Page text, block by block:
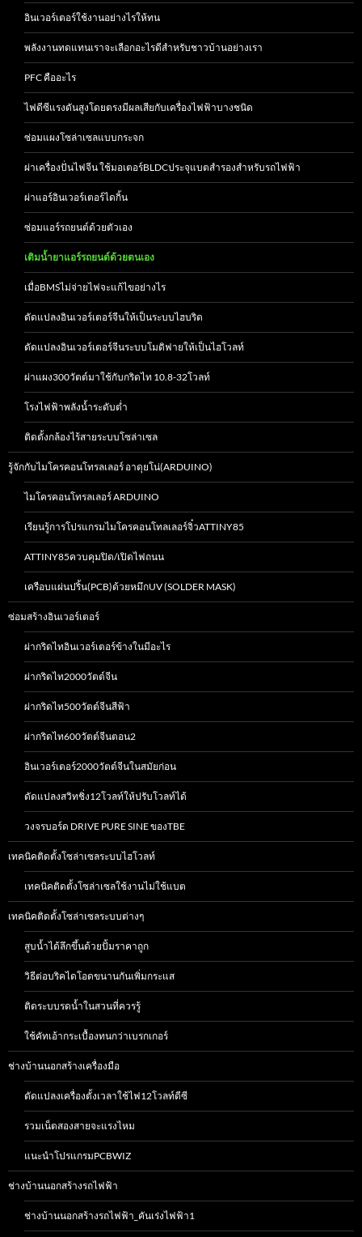
อินเวอร์เตอร์ใช้งานอย่างไรให้ทน
พลังงานทดแทนเราจะเลือกอะไรดีสำหรับชาวบ้านอย่างเรา
PFC คืออะไร
ไฟดีซีแรงดันสูงโดยตรงมีผลเสียกับเครื่องไฟฟ้าบางชนิด
ซ่อมแผงโซล่าเซลแบบกระจก
ผ่าเครื่องปั่นไฟจีน ใช้มอเตอร์BLDCประจุแบตสำรองสำหรับรถไฟฟ้า
ผ่าแอร์อินเวอร์เตอร์ไดกิ้น
ซ่อมแอร์รถยนต์ด้วยตัวเอง
เติมน้ำยาแอร์รถยนต์ด้วยตนเอง
เมื่อBMSไม่จ่ายไฟจะแก้ไขอย่างไร
ดัดแปลงอินเวอร์เตอร์จีนให้เป็นระบบไฮบริด
ดัดแปลงอินเวอร์เตอร์จีนระบบโมดิฟายให้เป็นไฮโวลท์
ผ่าแผง300วัตต์มาใช้กับกริดไท 10.8-32โวลท์
โรงไฟฟ้าพลังน้ำระดับต่ำ
ติดตั้งกล้องไร้สายระบบโซล่าเซล
รู้จักกับไมโครคอนโทรลเลอร์ อาดุยโน่(ARDUINO)
ไมโครคอนโทรลเลอร์ ARDUINO
เรียนรู้การโปรแกรมไมโครคอนโทลเลอร์จิ๋วATTINY85
ATTINY85ควบคุมปิด/เปิดไฟถนน
เครือบแผ่นปริ้น(PCB)ด้วยหมึกUV (SOLDER MASK)
ซ่อมสร้างอินเวอร์เตอร์
ผ่ากริดไทอินเวอร์เตอร์ข้างในมีอะไร
ผ่ากริดไท2000วัตต์จีน
ผ่ากริดไท500วัตต์จีนสีฟ้า
ผ่ากริดไท600วัตต์จีนตอน2
อินเวอร์เตอร์2000วัตต์จีนในสมัยก่อน
ดัดแปลงสวิทชิ่ง12โวลท์ให้ปรับโวลท์ได้
วงจรบอร์ด DRIVE PURE SINE ของTBE
เทคนิคติดตั้งโซล่าเซลระบบไฮโวลท์
เทคนิคติดตั้งโซล่าเซลใช้งานไม่ใช้แบต
เทคนิคติดตั้งโซล่าเซลระบบต่างๆ
สูบน้ำได้ลึกขึ้นด้วยปั้มราคาถูก
วิธีต่อบริคไดโอดขนานกันเพิ่มกระแส
ติดระบบรดน้ำในสวนที่ควรรู้
ใช้คัทเอ้ากระเบื้องทนกว่าเบรกเกอร์
ช่างบ้านนอกสร้างเครื่องมือ
ดัดแปลงเครื่องตั้งเวลาใช้ไฟ12โวลท์ดีซี
รวมเน็ตสองสายจะแรงไหม
แนะนำโปรแกรมPCBWIZ
ช่างบ้านนอกสร้างรถไฟฟ้า
ช่างบ้านนอกสร้างรถไฟฟ้า_คันเร่งไฟฟ้า1